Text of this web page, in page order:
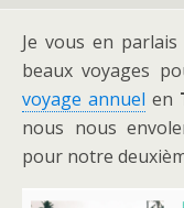
Je vous en parlais
beaux voyages
voyage annuel en
nous nous
pour notre